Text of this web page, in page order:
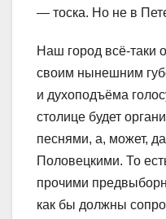
― тоска. Но не в
Наш город всё-таки
своим нынешним
и духоподъёма
столице будет
песнями, а, может,
Половецкими. То
прочими
как бы должны